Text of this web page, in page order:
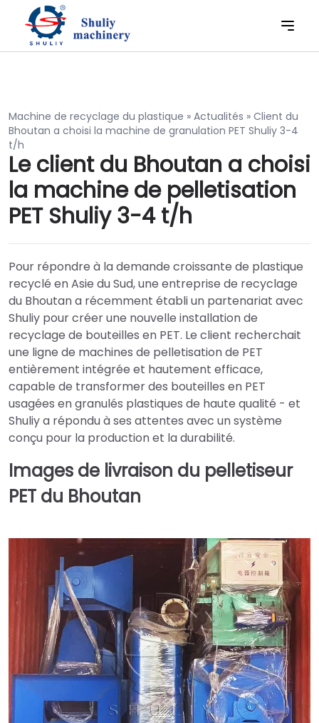
Machine de recyclage du plastique » Actualités » Client du
Bhoutan a choisi la machine de granulation PET Shuliy 3-4
t/h
Le client du Bhoutan a choisi
la machine de pelletisation
PET Shuliy 3-4 t/h
Pour répondre à la demande croissante de plastique
recyclé en Asie du Sud, une entreprise de recyclage
du Bhoutan a récemment établi un partenariat avec
Shuliy pour créer une nouvelle installation de
recyclage de bouteilles en PET. Le client recherchait
une ligne de machines de pelletisation de PET
entièrement intégrée et hautement efficace,
capable de transformer des bouteilles en PET
usagées en granulés plastiques de haute qualité - et
Shuliy a répondu à ses attentes avec un système
conçu pour la production et la durabilité.
Images de livraison du pelletiseur
PET du Bhoutan